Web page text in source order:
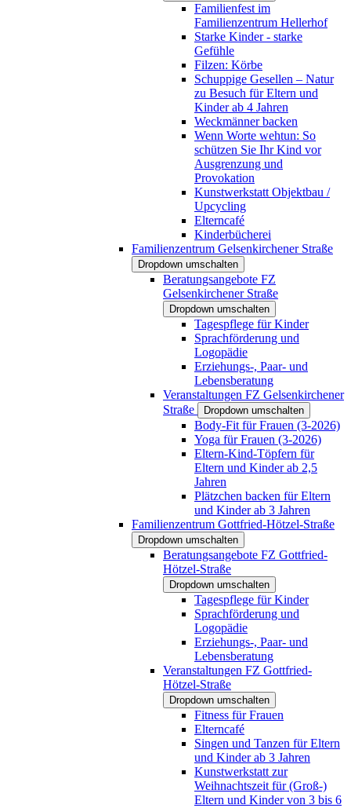
Familienfest im
Familienzentrum Hellerhof
Starke Kinder - starke
Gefühle
Filzen: Körbe
Schuppige Gesellen – Natur
zu Besuch für Eltern und
Kinder ab 4 Jahren
Weckmänner backen
Wenn Worte wehtun: So
schützen Sie Ihr Kind vor
Ausgrenzung und
Provokation
Kunstwerkstatt Objektbau /
Upcycling
Elterncafé
Kinderbücherei
Familienzentrum Gelsenkirchener Straße
Dropdown umschalten
Beratungsangebote FZ
Gelsenkirchener Straße
Dropdown umschalten
Tagespflege für Kinder
Sprachförderung und
Logopädie
Erziehungs-, Paar- und
Lebensberatung
Veranstaltungen FZ Gelsenkirchener
Straße
Dropdown umschalten
Body-Fit für Frauen (3-2026)
Yoga für Frauen (3-2026)
Eltern-Kind-Töpfern für
Eltern und Kinder ab 2,5
Jahren
Plätzchen backen für Eltern
und Kinder ab 3 Jahren
Familienzentrum Gottfried-Hötzel-Straße
Dropdown umschalten
Beratungsangebote FZ Gottfried-
Hötzel-Straße
Dropdown umschalten
Tagespflege für Kinder
Sprachförderung und
Logopädie
Erziehungs-, Paar- und
Lebensberatung
Veranstaltungen FZ Gottfried-
Hötzel-Straße
Dropdown umschalten
Fitness für Frauen
Elterncafé
Singen und Tanzen für Eltern
und Kinder ab 3 Jahren
Kunstwerkstatt zur
Weihnachtszeit für (Groß-)
Eltern und Kinder von 3 bis 6